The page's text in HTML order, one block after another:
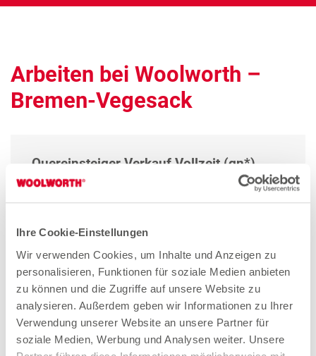
Ihre Cookie-Einstellungen
Wir verwenden Cookies, um Inhalte und Anzeigen zu
personalisieren, Funktionen für soziale Medien anbieten
zu können und die Zugriffe auf unsere Website zu
analysieren. Außerdem geben wir Informationen zu Ihrer
Verwendung unserer Website an unsere Partner für
soziale Medien, Werbung und Analysen weiter. Unsere
Arbeiten bei Woolworth –
Bremen-Vegesack
Quereinsteiger Verkauf Vollzeit (gn*)
Zum Stellenangebot
Verkäuferin Vollzeit (gn*)
Zum Stellenangebot
Quereinsteiger Verkauf Teilzeit (gn*)